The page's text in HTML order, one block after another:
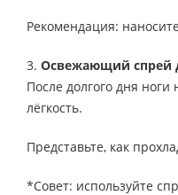
Рекомендация:
3. Освежающий спрей
После долгого дня
лёгкость.
Представьте, как
*Совет: используйте